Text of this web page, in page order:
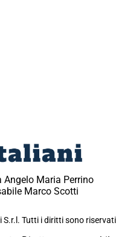
Angelo Maria Perrino
Marco Scotti
Tutti i diritti sono riservati